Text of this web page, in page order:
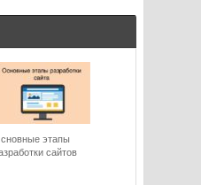
этапы
сайтов